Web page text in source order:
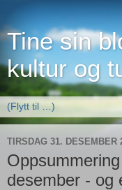
Tine sin
kultur og
TIRSDAG 31. DESEMBER
desember - og